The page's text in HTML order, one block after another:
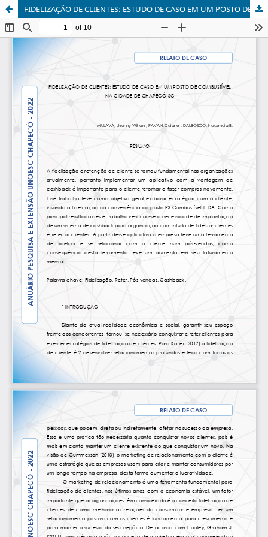
FIDELIZAÇÃO DE CLIENTES: ESTUDO DE CASO EM UM POSTO DE COMBUSTÍVEL NA CIDADE DE CHAPECÓ-SC